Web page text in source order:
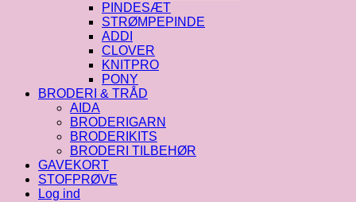
PINDESÆT
STRØMPEPINDE
ADDI
CLOVER
KNITPRO
PONY
BRODERI & TRÅD
AIDA
BRODERIGARN
BRODERIKITS
BRODERI TILBEHØR
GAVEKORT
STOFPRØVE
Log ind